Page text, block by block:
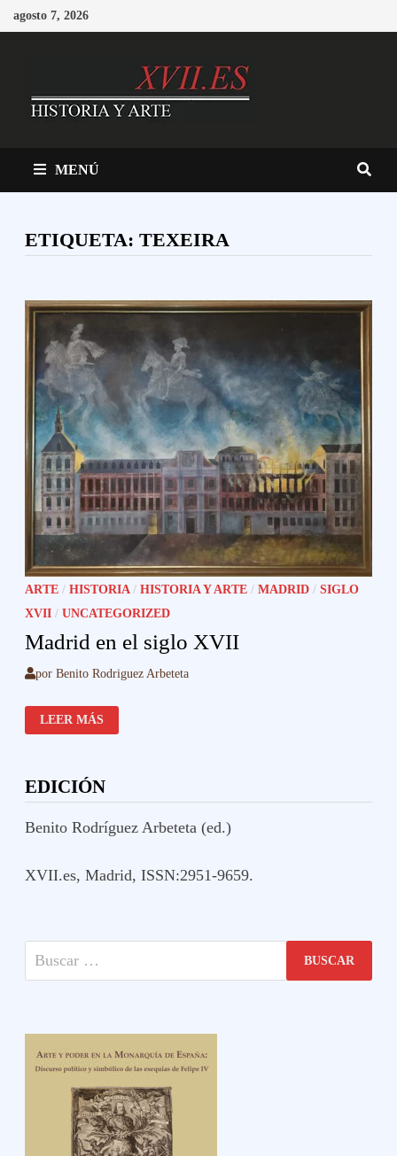
Saltar
al
agosto 7, 2026
MENÚ
ETIQUETA:TEXEIRA
ARTE /HISTORIA/HISTORIA Y ARTE /MADRID /SIGLO
XVII /UNCATEGORIZED
Madrid en el siglo XVII
porBenito Rodriguez Arbeteta
MADRID
EN
EL
LEER MÁS
EDICIÓN
Benito Rodríguez Arbeteta (ed.)
XVII.es, Madrid, ISSN:2951-9659.
Buscar: